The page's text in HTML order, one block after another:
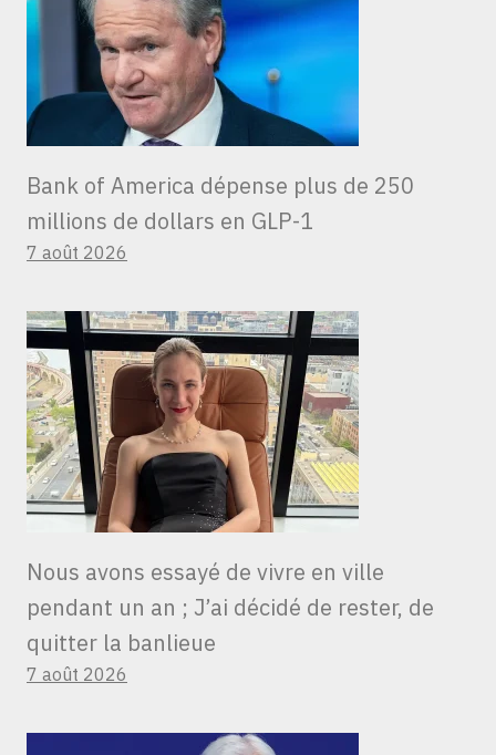
Bank of America dépense plus de 250
millions de dollars en GLP-1
7 août 2026
Nous avons essayé de vivre en ville
pendant un an ; J’ai décidé de rester, de
quitter la banlieue
7 août 2026